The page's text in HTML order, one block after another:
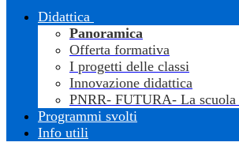
Didattica
Panoramica
Offerta formativa
I progetti delle classi
Innovazione didattica
PNRR- FUTURA- La
Programmi svolti
Info utili